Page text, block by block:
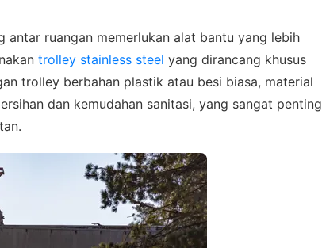
ruangan memerlukan alat bantu yang lebih
trolley stainless steel yang dirancang khusus
trolley berbahan plastik atau besi biasa, material
dan kemudahan sanitasi, yang sangat penting
1
2